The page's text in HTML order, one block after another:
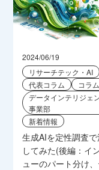
2024/06/19
リサーチテック・AI
代表コラム
コラム
データインテリジェ
事業部
新着情報
生成AIを定性調査で
してみた(後編：イ
ューのパート分け